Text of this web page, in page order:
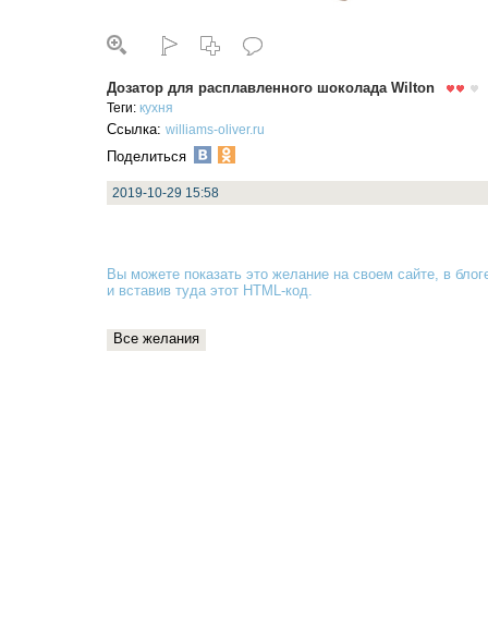
Дозатор для расплавленного шоколада Wilton
Теги: кухня
Ссылка: williams-oliver.ru
Поделиться
2019-10-29 15:58
Вы можете показать это желание на своем сайте, в
и вставив туда этот HTML-код.
Все желания